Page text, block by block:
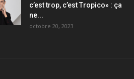
c’est trop, c’est Tropico» : ça
ne...
octobre 20, 2023